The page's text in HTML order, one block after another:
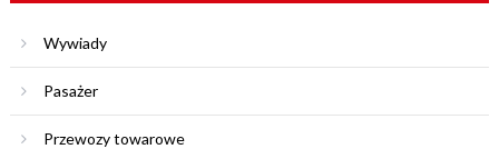
Wywiady
Pasażer
Przewozy towarowe